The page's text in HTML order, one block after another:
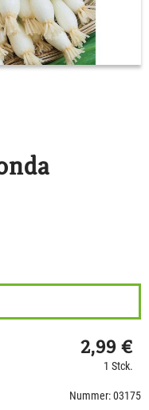
2,99 €
1 Stck.
Nummer: 03175